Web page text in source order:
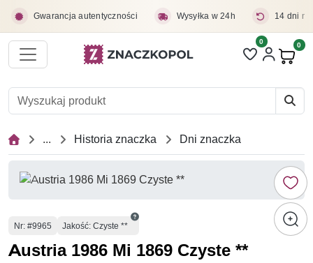
Gwarancja autentyczności Wysyłka w 24h 14 dni
Liczba pozycji
0 0
... Historia znaczka Dni znaczka
Numer
Nr: #9965 Jakość: Czyste **
Austria 1986 Mi 1869 Czyste **